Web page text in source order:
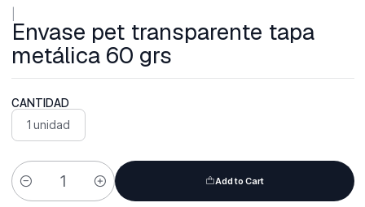
Envase pet transparente tapa
metálica 60 grs
CANTIDAD
1 unidad
Quantity
Add to Cart